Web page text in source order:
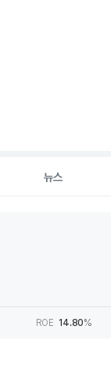
뉴스
ROE 14.80%